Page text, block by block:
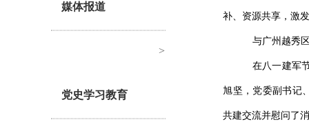
媒体报道
>
党史学习教育
补、资源共享，激
与广州越秀
在八一建军
旭坚，党委副书记
共建交流并慰问了